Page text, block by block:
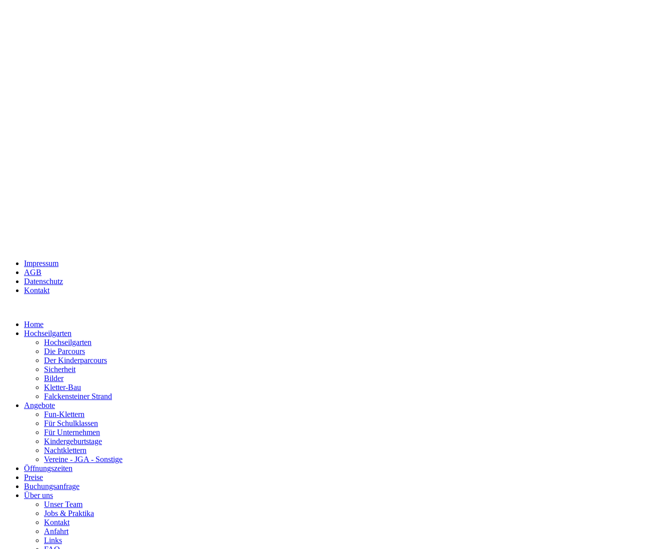
Impressum
AGB
Datenschutz
Kontakt
Home
Hochseilgarten
Hochseilgarten
Die Parcours
Der Kinderparcours
Sicherheit
Bilder
Kletter-Bau
Falckensteiner Strand
Angebote
Fun-Klettern
Für Schulklassen
Für Unternehmen
Kindergeburtstage
Nachtklettern
Vereine - JGA - Sonstige
Öffnungszeiten
Preise
Buchungsanfrage
Über uns
Unser Team
Jobs & Praktika
Kontakt
Anfahrt
Links